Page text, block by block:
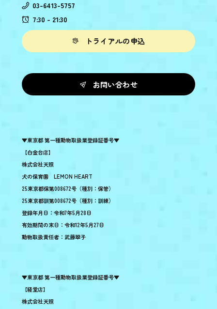
03-6413-5757
7:30 - 21:30
トライアルの申込
お問い合わせ
▼東京都 第一種動物取扱業登録証番号▼
【白金台店】
株式会社天照
犬の保育園 LEMON HEART
25東京都保第008672号（種別：保管）
25東京都訓第008672号（種別：訓練）
登録年月日：令和7年5月28日
有効期間の末日：令和12年5月27日
動物取扱責任者：武藤翠子
▼東京都 第一種動物取扱業登録証番号▼
【経堂店】
株式会社天照